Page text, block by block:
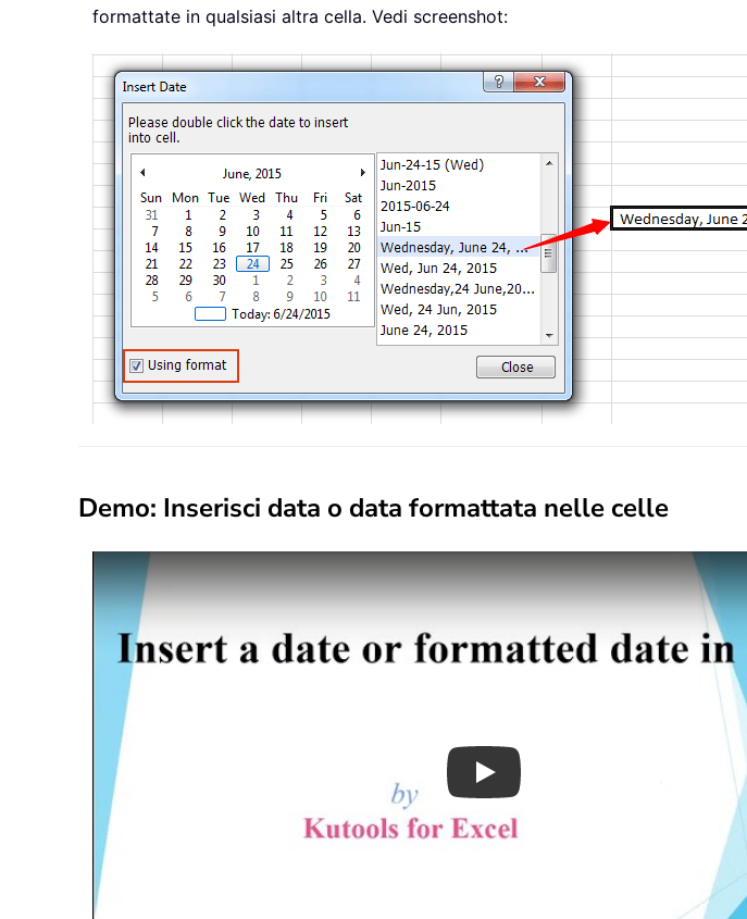
formattate in qualsiasi altra cella. Vedi screenshot:
Demo: Inserisci data o data formattata nelle celle
Play